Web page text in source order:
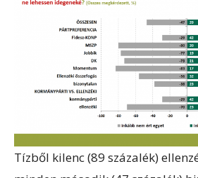
Tízből kilenc (89 százalék)